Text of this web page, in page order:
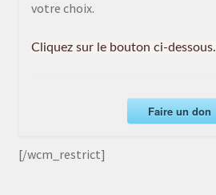
votre choix.
Cliquez sur le bouton ci-dessous.
Faire un don
[/wcm_restrict]